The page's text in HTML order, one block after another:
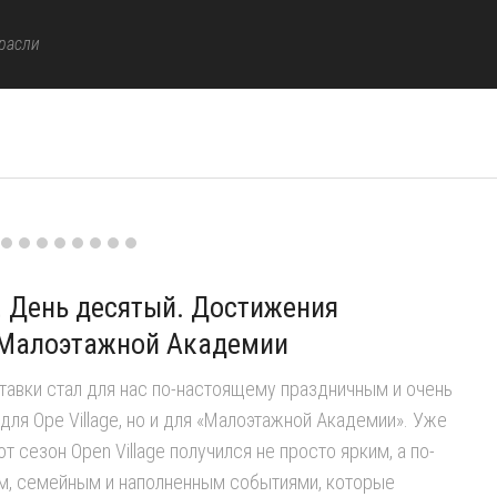
День десятый. Достижения
Академии
стал для нас по-настоящему праздничным и очень
Ope Village, но и для «Малоэтажной Академии». Уже
сезон Open Village получился не просто ярким, а по-
семейным и наполненным событиями, которые